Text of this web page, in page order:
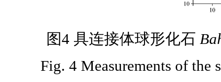
图4 具连接体球形化石
Fig. 4 Measurements of the